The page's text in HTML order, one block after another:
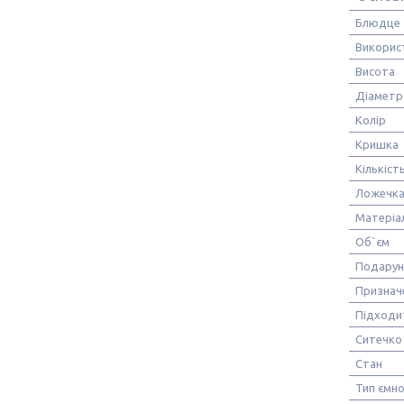
Блюдце
Висота
Діаметр
Колір
Кришка
Ложечка
Об`єм
Ситечко
Стан
Тип